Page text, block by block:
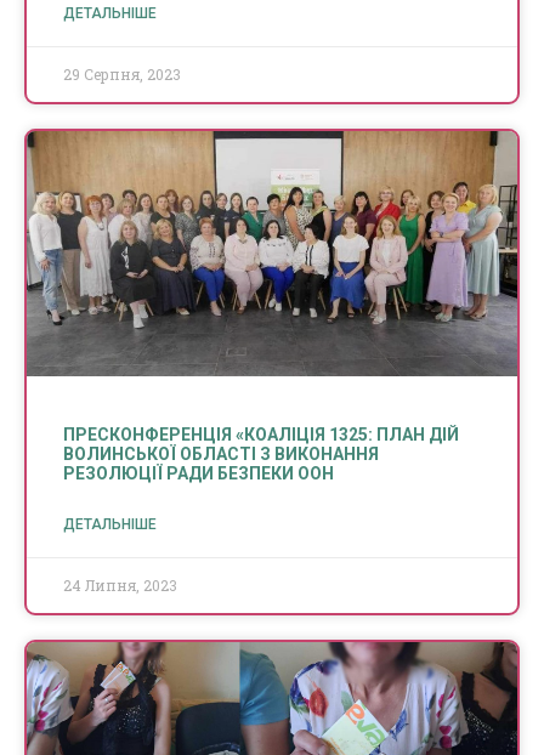
ДЕТАЛЬНІШЕ
29 Серпня, 2023
ПРЕСКОНФЕРЕНЦІЯ «КОАЛІЦІЯ 1325: ПЛАН ДІЙ
ВОЛИНСЬКОЇ ОБЛАСТІ З ВИКОНАННЯ
РЕЗОЛЮЦІЇ РАДИ БЕЗПЕКИ ООН
ДЕТАЛЬНІШЕ
24 Липня, 2023